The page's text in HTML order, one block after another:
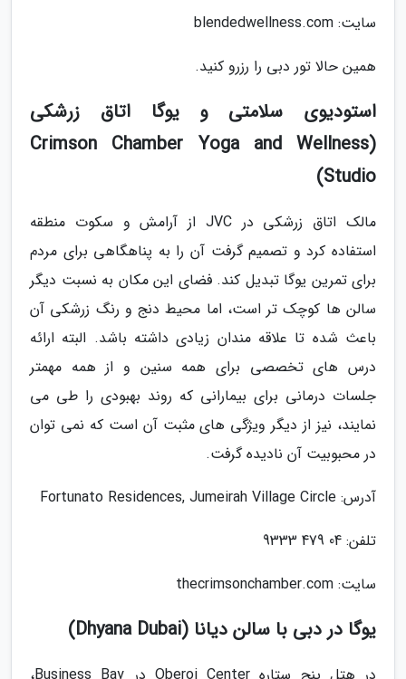
سایت: blendedwellness.com
همین حالا تور دبی را رزرو کنید.
استودیوی سلامتی و یوگا اتاق زرشکی
(Crimson Chamber Yoga and Wellness
Studio)
مالک اتاق زرشکی در JVC از آرامش و سکوت منطقه
استفاده کرد و تصمیم گرفت آن را به پناهگاهی برای مردم
برای تمرین یوگا تبدیل کند. فضای این مکان به نسبت دیگر
سالن ها کوچک تر است، اما محیط دنج و رنگ زرشکی آن
باعث شده تا علاقه مندان زیادی داشته باشد. البته ارائه
درس های تخصصی برای همه سنین و از همه مهمتر
جلسات درمانی برای بیمارانی که روند بهبودی را طی می
نمایند، نیز از دیگر ویژگی های مثبت آن است که نمی توان
در محبوبیت آن نادیده گرفت.
آدرس: Fortunato Residences, Jumeirah Village Circle
تلفن: 04 479 9333
سایت: thecrimsonchamber.com
یوگا در دبی با سالن دیانا (Dhyana Dubai)